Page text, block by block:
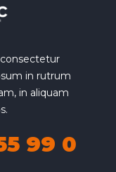
in rutrum
in aliquam
99 0